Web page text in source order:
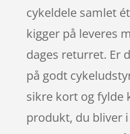
cykeldele samlet
kigger på leveres
dages returret. Er
på godt
sikre kort og fylde
produkt, du bliver